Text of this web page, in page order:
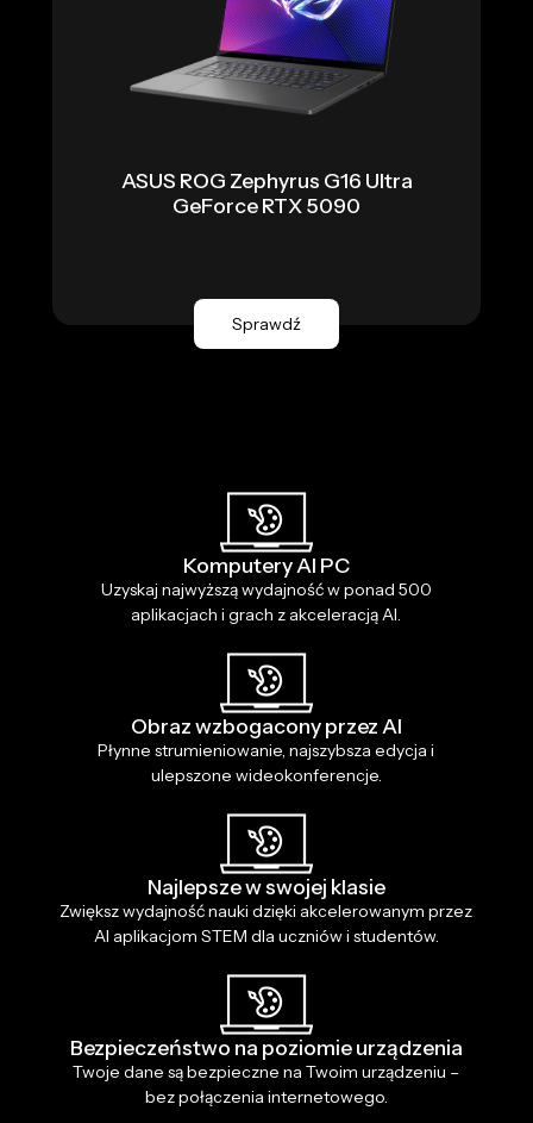
ASUS ROG Zephyrus G16 Ultra
GeForce RTX 5090
Sprawdź
Komputery AI PC
Uzyskaj najwyższą wydajność w ponad 500
aplikacjach i grach z akceleracją AI.
Obraz wzbogacony przez AI
Płynne strumieniowanie, najszybsza edycja i
ulepszone wideokonferencje.
Najlepsze w swojej klasie
Zwiększ wydajność nauki dzięki akcelerowanym przez
AI aplikacjom STEM dla uczniów i studentów.
Bezpieczeństwo na poziomie urządzenia
Twoje dane są bezpieczne na Twoim urządzeniu –
bez połączenia internetowego.